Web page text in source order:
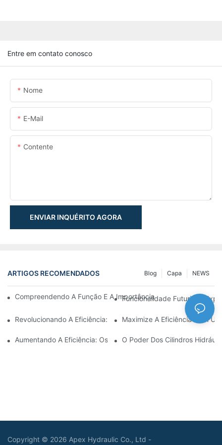
Entre em contato conosco
Nome
E-Mail
Contente
ENVIAR INQUÉRITO AGORA
ARTIGOS RECOMENDADOS NEWS
Capa
Blog
Compreendendo A Função E A Importância Dos Cilindros
Funcionalidade Futurista:
Revolucionando A Eficiência: O Cilindro Telescópico Elétrico
Maximize A Eficiência Com
Aumentando A Eficiência: Os Benefícios De Um Cilindro
O Poder Dos Cilindros
Copyright © 2026 Apex Hydraulic Co., Ltd -